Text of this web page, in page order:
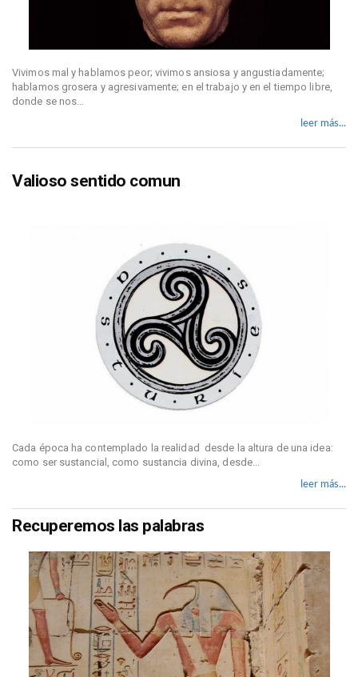
Vivimos mal y hablamos peor; vivimos ansiosa y angustiadamente;
hablamos grosera y agresivamente; en el trabajo y en el tiempo libre,
donde se nos...
leer más...
Valioso sentido comun
Cada época ha contemplado la realidad desde la altura de una idea:
como ser sustancial, como sustancia divina, desde...
leer más...
Recuperemos las palabras